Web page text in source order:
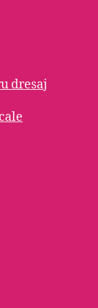
dresaj